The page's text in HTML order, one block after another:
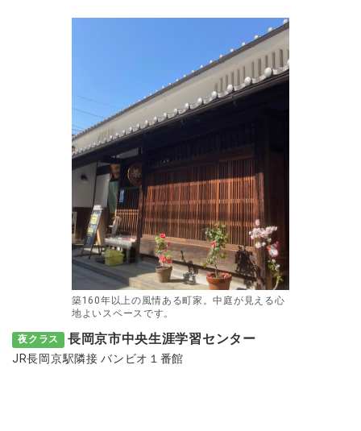
築160年以上の風情ある町家。中庭が見える心
地よいスペースです。
夜クラス 長岡京市中央生涯学習センター
JR長岡京駅隣接 バンビオ１番館